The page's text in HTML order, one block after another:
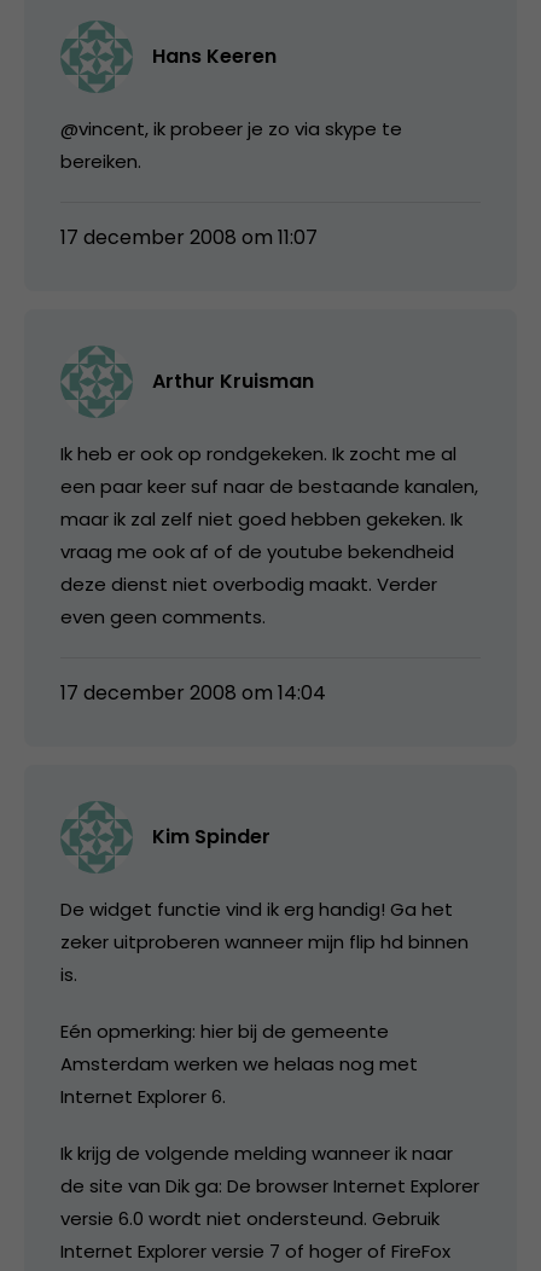
Hans Keeren
@vincent, ik probeer je zo via skype te
bereiken.
17 december 2008 om 11:07
Arthur Kruisman
Ik heb er ook op rondgekeken. Ik zocht me al
een paar keer suf naar de bestaande kanalen,
maar ik zal zelf niet goed hebben gekeken. Ik
vraag me ook af of de youtube bekendheid
deze dienst niet overbodig maakt. Verder
even geen comments.
17 december 2008 om 14:04
Kim Spinder
De widget functie vind ik erg handig! Ga het
zeker uitproberen wanneer mijn flip hd binnen
is.
Eén opmerking: hier bij de gemeente
Amsterdam werken we helaas nog met
Internet Explorer 6.
Ik krijg de volgende melding wanneer ik naar
de site van Dik ga: De browser Internet Explorer
versie 6.0 wordt niet ondersteund. Gebruik
Internet Explorer versie 7 of hoger of FireFox